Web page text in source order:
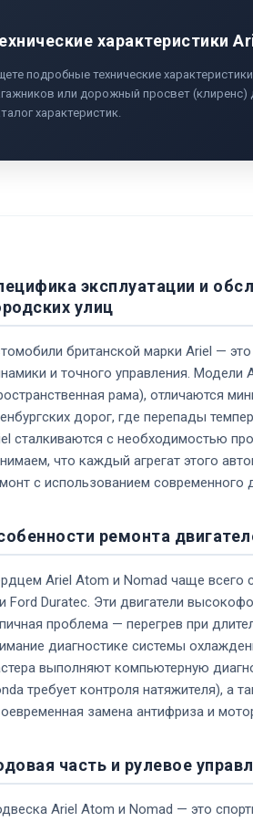
характеристики
подробные технические
или дорожный просвет
характеристик.
эксплуатации и
улиц
британской марки Ariel —
и точного управления. Модели
рама), отличаются
дорог, где перепады
сталкиваются с необходимостью
что каждый агрегат этого
с использованием современного
ремонта
Ariel Atom и Nomad чаще всего
Ford Duratec. Эти двигатели
проблема — перегрев при
диагностике системы
выполняют компьютерную
требует контроля натяжителя), а
замена антифриза и
часть и рулевое
Ariel Atom и Nomad — это